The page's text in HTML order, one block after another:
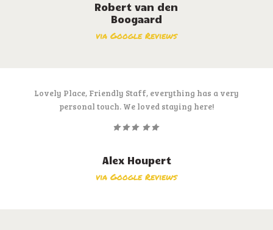
Robert van den
Boogaard
via Google Reviews
Lovely Place, Friendly Staff, everything has a very
personal touch. We loved staying here!
Alex Houpert
via Google Reviews